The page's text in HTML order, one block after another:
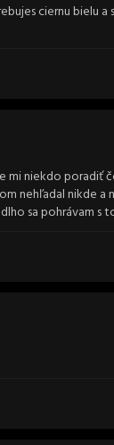
ciernu bielu
mi niekdo poradiť
nehľadal nikde a
sa pohrávam s